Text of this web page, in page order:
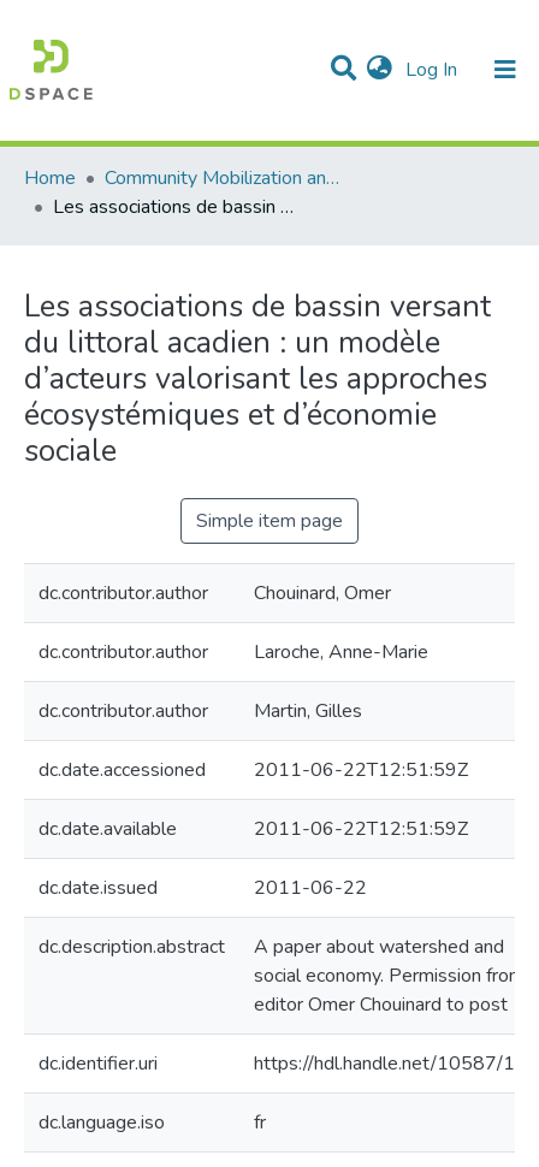
Log In (current)
Communities & Collections
Statistics
All of DSpace
Home
Community Mobilization and the Social Economy/Mobilisation communautaire et économie sociale
Les associations de bassin versant du littoral acadien : un modèle d’acteurs valorisant les approches écosystémiques et d’économie sociale
Les associations de bassin versant
du littoral acadien : un modèle
d’acteurs valorisant les approches
écosystémiques et d’économie
sociale
Simple item page
dc.contributor.author Chouinard, Omer
dc.contributor.author Laroche, Anne-Marie
dc.contributor.author Martin, Gilles
dc.date.accessioned 2011-06-22T12:51:59Z
dc.date.available 2011-06-22T12:51:59Z
dc.date.issued 2011-06-22
dc.description.abstract
A paper about watershed and
social economy. Permission from
editor Omer Chouinard to post
dc.identifier.uri https://hdl.handle.net/10587/
dc.language.iso fr